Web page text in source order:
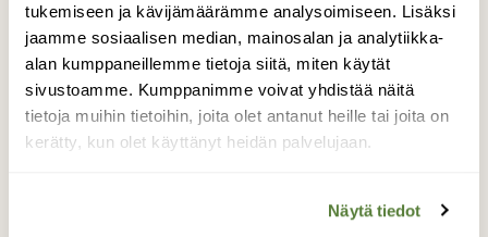
tukemiseen ja kävijämäärämme analysoimiseen. Lisäksi
jaamme sosiaalisen median, mainosalan ja analytiikka-
alan kumppaneillemme tietoja siitä, miten käytät
sivustoamme. Kumppanimme voivat yhdistää näitä
tietoja muihin tietoihin, joita olet antanut heille tai joita on
kerätty, kun olet käyttänyt heidän palvelujaan.
Näytä tiedot
Kevätlinnunherne
On upea kevät kasvi.
Valokuvaaja: Reijo Juurinen, Veikkola Toukokuu